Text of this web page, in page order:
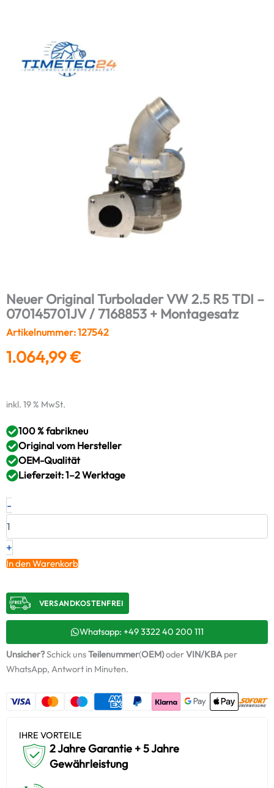
Neuer Original Turbolader VW 2.5 R5 TDI –
070145701JV / 7168853 + Montagesatz
Artikelnummer: 127542
1.064,99€
inkl. 19 % MwSt.
100 % fabrikneu
Original vom Hersteller
OEM-Qualität
Lieferzeit: 1–2 Werktage
-
Neuer
Original
2.5
R5
TDI
070145701JV
/
7168853
Montagesatz
Menge
+
In den Warenkorb
VERSANDKOSTENFREI​
Whatsapp: +49 3322 40 200 111
Unsicher?Schick unsTeilenummer(OEM)oderVIN/KBAper
WhatsApp, Antwort in Minuten.
IHRE VORTEILE
2 Jahre Garantie + 5 Jahre
Gewährleistung